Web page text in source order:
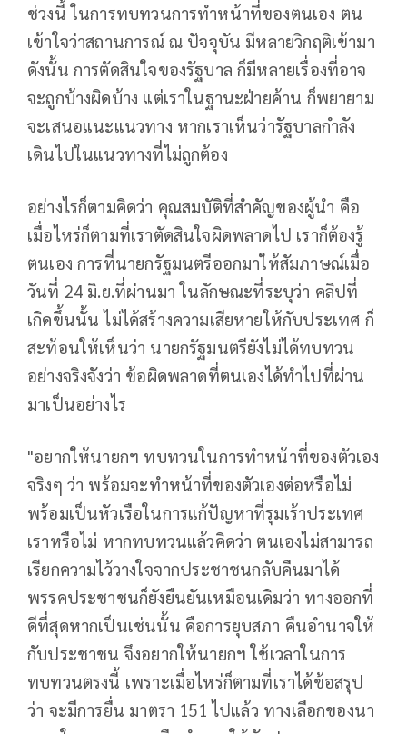
ช่วงนี้ ในการทบทวนการทำหน้าที่ของตนเอง ตน
เข้าใจว่าสถานการณ์ ณ ปัจจุบัน มีหลายวิกฤติเข้ามา
ดังนั้น การตัดสินใจของรัฐบาล ก็มีหลายเรื่องที่อาจ
จะถูกบ้างผิดบ้าง แต่เราในฐานะฝ่ายค้าน ก็พยายาม
จะเสนอแนะแนวทาง หากเราเห็นว่ารัฐบาลกำลัง
เดินไปในแนวทางที่ไม่ถูกต้อง
อย่างไรก็ตามคิดว่า คุณสมบัติที่สำคัญของผู้นำ คือ
เมื่อไหร่ก็ตามที่เราตัดสินใจผิดพลาดไป เราก็ต้องรู้
ตนเอง การที่นายกรัฐมนตรีออกมาให้สัมภาษณ์เมื่อ
วันที่ 24 มิ.ย.ที่ผ่านมา ในลักษณะที่ระบุว่า คลิปที่
เกิดขึ้นนั้น ไม่ได้สร้างความเสียหายให้กับประเทศ ก็
สะท้อนให้เห็นว่า นายกรัฐมนตรียังไม่ได้ทบทวน
อย่างจริงจังว่า ข้อผิดพลาดที่ตนเองได้ทำไปที่ผ่าน
มาเป็นอย่างไร
"อยากให้นายกฯ ทบทวนในการทำหน้าที่ของตัวเอง
จริงๆ ว่า พร้อมจะทำหน้าที่ของตัวเองต่อหรือไม่
พร้อมเป็นหัวเรือในการแก้ปัญหาที่รุมเร้าประเทศ
เราหรือไม่ หากทบทวนแล้วคิดว่า ตนเองไม่สามารถ
เรียกความไว้วางใจจากประชาชนกลับคืนมาได้
พรรคประชาชนก็ยังยืนยันเหมือนเดิมว่า ทางออกที่
ดีที่สุดหากเป็นเช่นนั้น คือการยุบสภา คืนอำนาจให้
กับประชาชน จึงอยากให้นายกฯ ใช้เวลาในการ
ทบทวนตรงนี้ เพราะเมื่อไหร่ก็ตามที่เราได้ข้อสรุป
ว่า จะมีการยื่น มาตรา 151 ไปแล้ว ทางเลือกของนา